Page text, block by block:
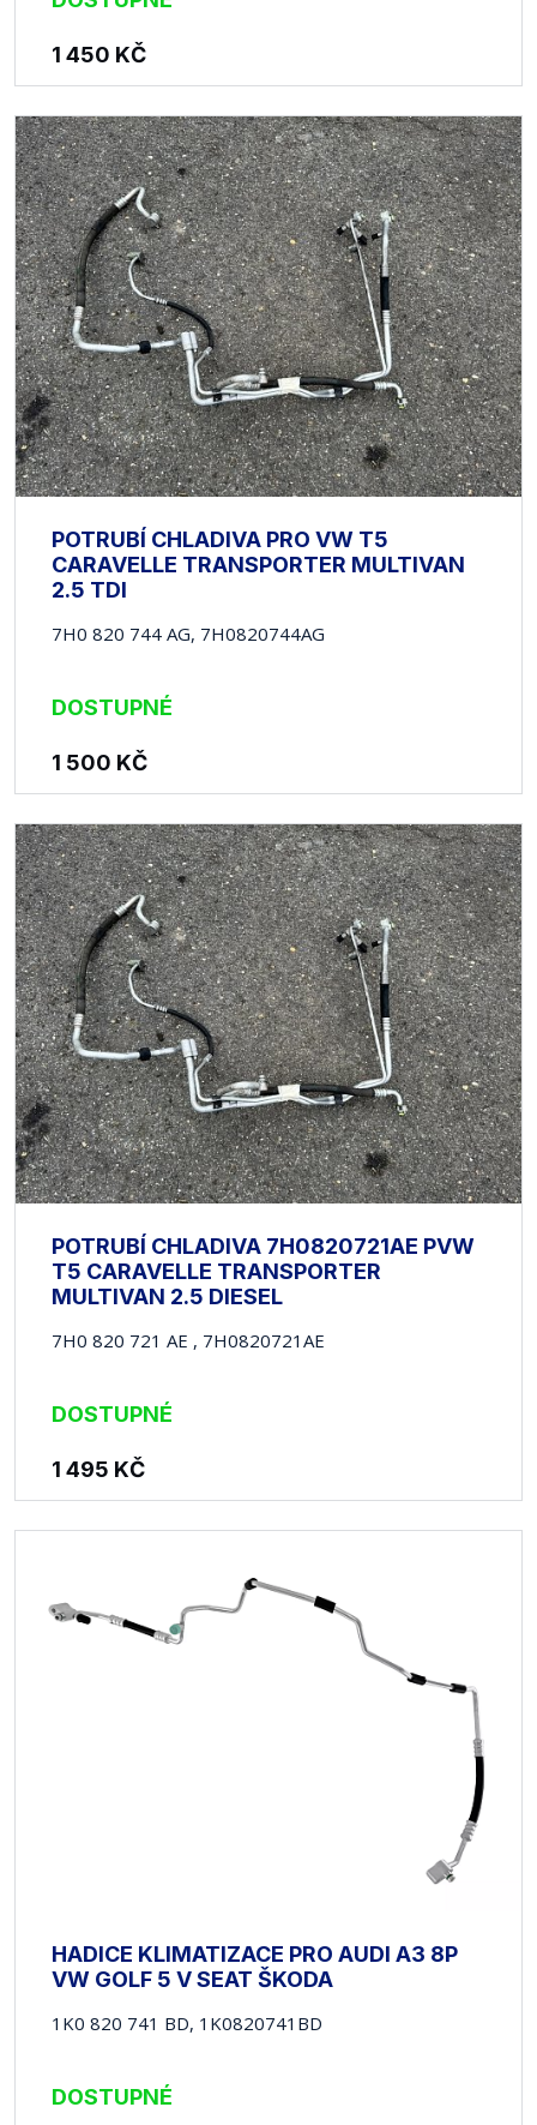
1 450 KČ
POTRUBÍ CHLADIVA PRO VW T5
CARAVELLE TRANSPORTER MULTIVAN
2.5 TDI
7H0 820 744 AG, 7H0820744AG
DOSTUPNÉ
1 500 KČ
POTRUBÍ CHLADIVA 7H0820721AE PVW
T5 CARAVELLE TRANSPORTER
MULTIVAN 2.5 DIESEL
7H0 820 721 AE , 7H0820721AE
DOSTUPNÉ
1 495 KČ
HADICE KLIMATIZACE PRO AUDI A3 8P
VW GOLF 5 V SEAT ŠKODA
1K0 820 741 BD, 1K0820741BD
DOSTUPNÉ